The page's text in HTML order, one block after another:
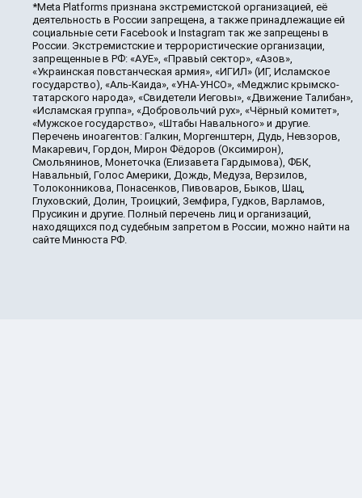
*Meta Platforms признана экстремистской организацией, её
деятельность в России запрещена, а также принадлежащие ей
социальные сети Facebook и Instagram так же запрещены в
России. Экстремистские и террористические организации,
запрещенные в РФ: «АУЕ», «Правый сектор», «Азов»,
«Украинская повстанческая армия», «ИГИЛ» (ИГ, Исламское
государство), «Аль-Каида», «УНА-УНСО», «Меджлис крымско-
татарского народа», «Свидетели Иеговы», «Движение Талибан»,
«Исламская группа», «Добровольчий рух», «Чёрный комитет»,
«Мужское государство», «Штабы Навального» и другие.
Перечень иноагентов: Галкин, Моргенштерн, Дудь, Невзоров,
Макаревич, Гордон, Мирон Фёдоров (Оксимирон),
Смольянинов, Монеточка (Елизавета Гардымова), ФБК,
Навальный, Голос Америки, Дождь, Медуза, Верзилов,
Толоконникова, Понасенков, Пивоваров, Быков, Шац,
Глуховский, Долин, Троицкий, Земфира, Гудков, Варламов,
Прусикин и другие. Полный перечень лиц и организаций,
находящихся под судебным запретом в России, можно найти на
сайте Минюста РФ.